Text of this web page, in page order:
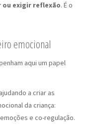
ou exigir reflexão. É o
emocional
aqui um papel
a criar as
da criança:
e co-regulação.